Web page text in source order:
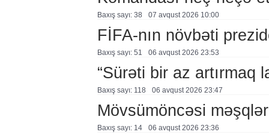
Baxış sayı: 38 07 avqust 2026 10:00
FİFA-nın növbəti
Baxış sayı: 51 06 avqust 2026 23:53
“Sürəti bir az artırmaq
Baxış sayı: 118 06 avqust 2026 23:47
Mövsümöncəsi
Baxış sayı: 14 06 avqust 2026 23:36